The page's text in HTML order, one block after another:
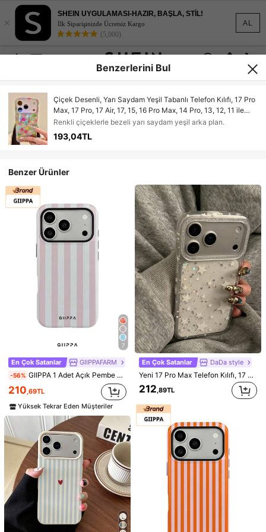
AL
×
SHEIN UYGULAMASI-HAZIR, BAŞLA, STİL!
İlk Siparişinizde Ücretsiz Kargo
(5,000)
193,04TL
Çiçek Desenli, Yarı Saydam Yeşil Tabanlı Telefon Kılıfı, 17 Pro
Max, 17 Pro, 17 Air, 17, 15, 16 Pro Max, 14 Pro, 13, 12, 11 ile
Uyumlu, Yumuşak Arka Kapak, Kız Çocuklar İçin Hediye
Olarak Uygundur
Cep Telefonu Uyumluluğu
Apple
Benzerlerini Bul
Çiçek Desenli, Yarı Saydam Yeşil Tabanlı Telefon Kılıfı, 17 Pro
Max, 17 Pro, 17 Air, 17, 15, 16 Pro Max, 14 Pro, 13, 12, 11 ile
Uyumlu, Yumuşak Arka Kapak, Kız Çocuklar İçin Hediye
Olarak Uygundur
Renkli çiçeklerle bezeli yarı saydam yeşil arka plan.
193,04TL
Benzer Ürünler
7
En Çok Satanlar GIIPPAFARM
-56% GIIPPA 1 Adet Açık Pembe ve Açık Gri Beyaz Çizgili Desen Tasarımlı Telefon 17 Pro Max Telefon Kılıfı, Telefon 16 Pro Max, 15 Pro Max, 14 Pro Max ile Uyumlu, Kore Tarzı Üst Segment Moda ve Eğlenceli Telefon Kılıfı, 11/12/13/14/15/16 Pro Max Plus ile Uyumlu, Erkekler ve Kadınlar İçin Uygun Zarif Tasarım, Kız Arkadaş İçin Noel, Sevgililer Günü, Paskalya, Düğün Sezonu ve Doğum Günü İçin Mükemmel Hediye!
210,69TL
Yüksek Tekrar Eden Müşteriler
En Çok Satanlar DaDa style
Yeni 17 Pro Max Telefon Kılıfı, 17 Pro Koruyucu Kılıf, Premium Simli Yıldız Tasarımlı, Kadınlar İçin Lüks ve Şık, 16 Pro, 14, 15, Tam Kapsamlı Darbe Önleyici, Minimalist Trend Popüler Stil
212,89TL